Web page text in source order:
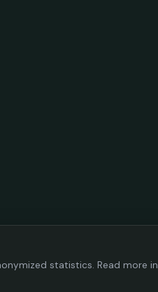
statistics. Read more in